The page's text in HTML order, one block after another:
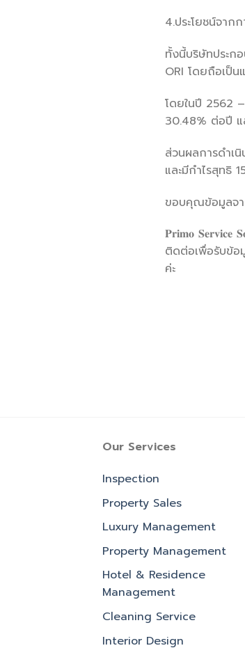
4.ประโยชน์จาก
ทั้งนี้บริษัทประก
ORI โดยถือเป็
โดยในปี 2562
30.48% ต่อปี แ
ส่วนผลการดำเ
และมีกำไรสุทธิ
ขอบคุณข้อมูลจ
𝐏𝐫𝐢𝐦𝐨
ติดต่อเพื่อรับข้อ
ค่ะ
Our Services
Inspection
Property Sales
Luxury Management
Property Management
Hotel & Residence
Management
Cleaning Service
Interior Design